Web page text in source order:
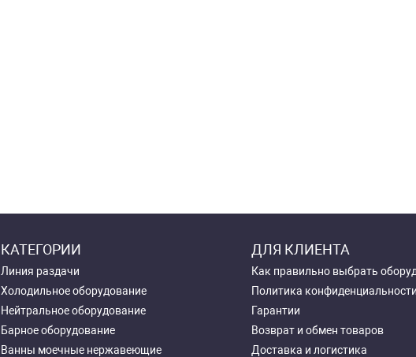
КАТЕГОРИИ
Линия раздачи
Холодильное оборудование
Нейтральное оборудование
Барное оборудование
Ванны моечные нержавеющие
ДЛЯ КЛИЕНТА
Как правильно выбрать
Политика
Гарантии
Возврат и обмен товаров
Доставка и логистика